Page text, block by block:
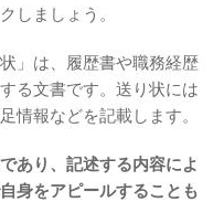
しましょう。
」は、履歴書や職務経歴
る文書です。送り状には
情報などを記載します。
あり、記述する内容によ
身をアピールすることも